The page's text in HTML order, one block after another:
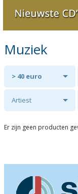
Muziek
> 40 euro
Artiest
Er zijn geen producten